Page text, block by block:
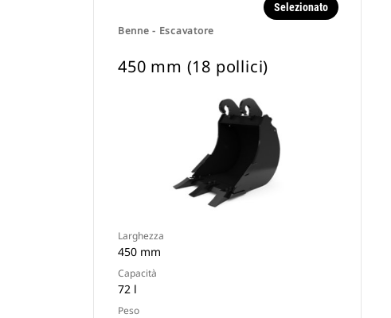
Benne - Escavatore
Selezionato
450 mm (18 pollici)
Larghezza
450 mm
Capacità
72 l
Peso